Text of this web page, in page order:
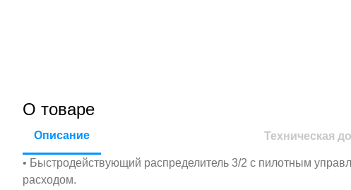
О товаре
Описание Техническая
• Быстродействующий распределитель 3/2 с пилотным
расходом.